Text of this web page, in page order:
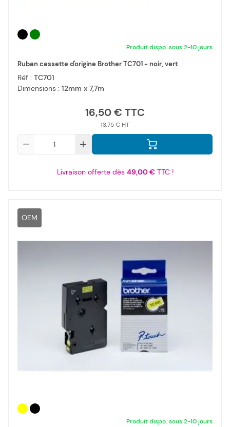
Produit dispo. sous 2-10 jours
Ruban cassette d'origine Brother TC701 - noir, vert
Réf : TC701
Dimensions : 12mm x 7,7m
16,50 €
13,75 €
Livraison offerte dès 49,00 €TTC !
OEM
Produit dispo. sous 2-10 jours